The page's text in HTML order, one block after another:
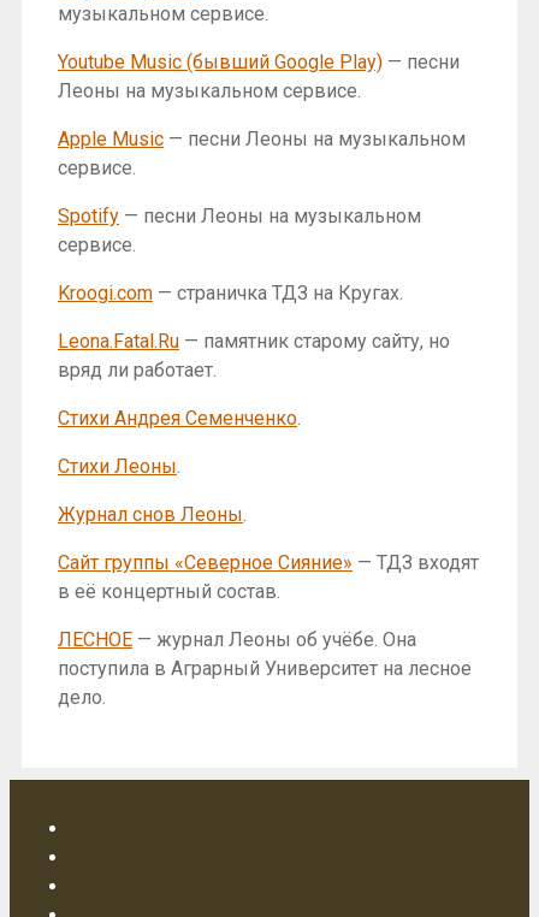
музыкальном сервисе.
Youtube Music (бывший Google Play) — песни
Леоны на музыкальном сервисе.
Apple Music — песни Леоны на музыкальном
сервисе.
Spotify — песни Леоны на музыкальном
сервисе.
Kroogi.com — страничка ТДЗ на Кругах.
Leona.Fatal.Ru — памятник старому сайту, но
вряд ли работает.
Стихи Андрея Семенченко
Стихи Леоны
Журнал снов Леоны
Сайт группы «Северное Сияние» — ТДЗ входят
в её концертный состав.
ЛЕСНОЕ — журнал Леоны об учёбе. Она
поступила в Аграрный Университет на лесное
дело.